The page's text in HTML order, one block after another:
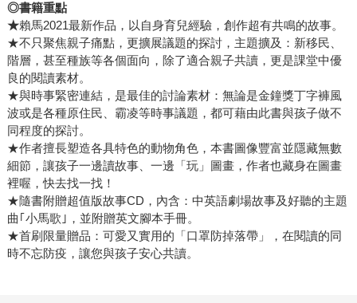
◎書籍重點
★賴馬2021最新作品，以自身育兒經驗，創作超有共鳴的故事。
★不只聚焦親子痛點，更擴展議題的探討，主題擴及：新移民、
階層，甚至種族等各個面向，除了適合親子共讀，更是課堂中優
良的閱讀素材。
★與時事緊密連結，是最佳的討論素材：無論是金鐘獎丁字褲風
波或是各種原住民、霸凌等時事議題，都可藉由此書與孩子做不
同程度的探討。
★作者擅長塑造各具特色的動物角色，本書圖像豐富並隱藏無數
細節，讓孩子一邊讀故事、一邊「玩」圖畫，作者也藏身在圖畫
裡喔，快去找一找！
★隨書附贈超值版故事CD，內含：中英語劇場故事及好聽的主題
曲｢小馬歌｣，並附贈英文腳本手冊。
★首刷限量贈品：可愛又實用的「口罩防掉落帶」，在閱讀的同
時不忘防疫，讓您與孩子安心共讀。